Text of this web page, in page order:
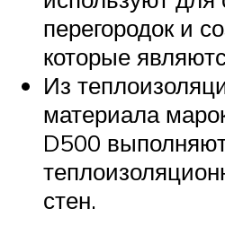
перегородок и
которые
Из
материала
D500
стен.